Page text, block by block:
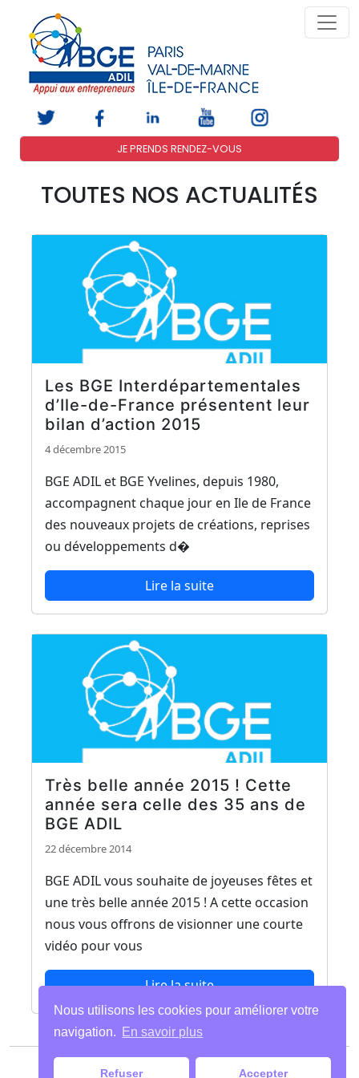
JE PRENDS RENDEZ-VOUS
TOUTES NOS ACTUALITÉS
Les BGE Interdépartementales
d’Ile-de-France présentent leur
bilan d’action 2015
4 décembre 2015
BGE ADIL et BGE Yvelines, depuis 1980,
accompagnent chaque jour en Ile de France
des nouveaux projets de créations, reprises
ou développements d�
Lire la suite
Très belle année 2015 ! Cette
année sera celle des 35 ans de
BGE ADIL
22 décembre 2014
BGE ADIL vous souhaite de joyeuses fêtes et
une très belle année 2015 ! A cette occasion
nous vous offrons de visionner une courte
vidéo pour vous
Lire la suite
Paiements|Mentions légales | Tous droits
Nous utilisons les cookies pour améliorer votre
navigation.
En savoir plus
Refuser Accepter